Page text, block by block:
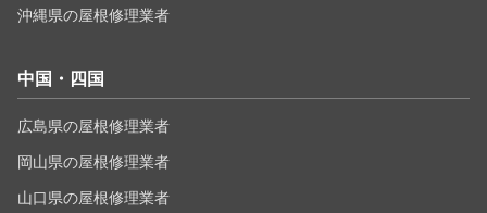
沖縄県の屋根修理業者
中国・四国
広島県の屋根修理業者
岡山県の屋根修理業者
山口県の屋根修理業者